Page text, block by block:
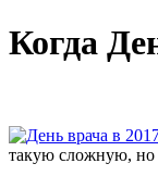
Когда
такую сложную,